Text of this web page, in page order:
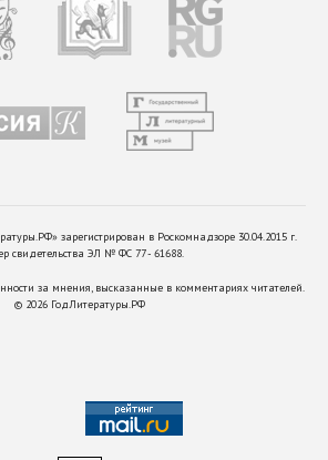
зарегистрирован в Роскомнадзоре 30.04.2015 г.
свидетельства ЭЛ № ФС 77 - 61688.
за мнения, высказанные в комментариях читателей.
© 2026 ГодЛитературы.РФ